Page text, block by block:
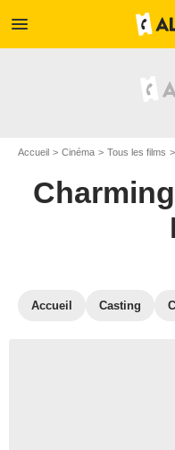
menu
Accueil Cinéma Tous les films
Accueil Casting